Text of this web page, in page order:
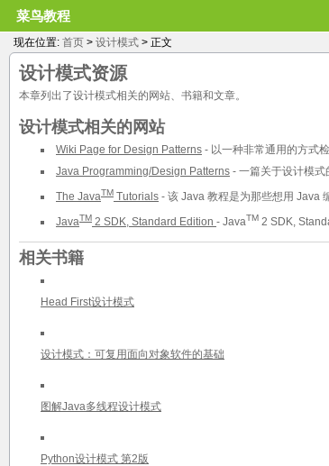
菜鸟教程
现在位置: 首页 > 设计模式 > 正文
设计模式资源
本章列出了设计模式相关的网站、书籍和文章。
设计模式相关的网站
Wiki Page for Design Patterns - 以一种非常通用的方式
Java Programming/Design Patterns - 一篇关于设计模式
The JavaTM Tutorials - 该 Java 教程是为那些想用 Java
JavaTM 2 SDK, Standard Edition - JavaTM 2 SDK,
相关书籍
Head First设计模式
设计模式：可复用面向对象软件的基础
图解Java多线程设计模式
Python设计模式 第2版